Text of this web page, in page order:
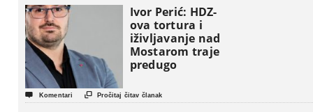
osnovne
političke jedinice
Ivor Perić: HDZ-
ova tortura i
iživljavanje nad
Mostarom traje
predugo
 Komentari  Pročitaj čitav članak